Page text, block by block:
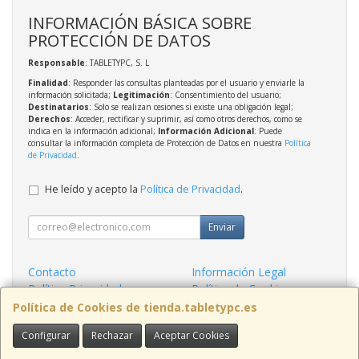
Política de Cookies de tienda.tabletypc.es
Configurar Rechazar Aceptar Cookies
INFORMACIÓN BÁSICA SOBRE
PROTECCIÓN DE DATOS
Responsable: TABLETYPC, S. L
Finalidad: Responder las consultas planteadas por el usuario y enviarle la
información solicitada; Legitimación: Consentimiento del usuario;
Destinatarios: Solo se realizan cesiones si existe una obligación legal;
Derechos: Acceder, rectificar y suprimir, así como otros derechos, como se
indica en la información adicional; Información Adicional: Puede
consultar la información completa de Protección de Datos en nuestra Política
de Privacidad
He leído y acepto la Política de Privacidad.
Enviar
Contacto
Información Legal
Política Privacidad
Política de Cookies
Condiciones de Compra
Formas de Pago
Contacto